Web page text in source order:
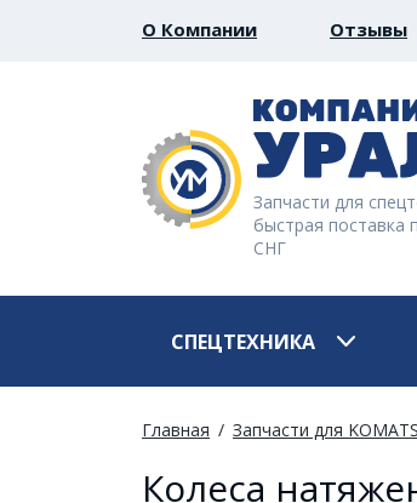
О Компании Отзывы
Запчасти для
быстрая поставка
СНГ
СПЕЦТЕХНИКА
Главная Запчасти для
Колеса